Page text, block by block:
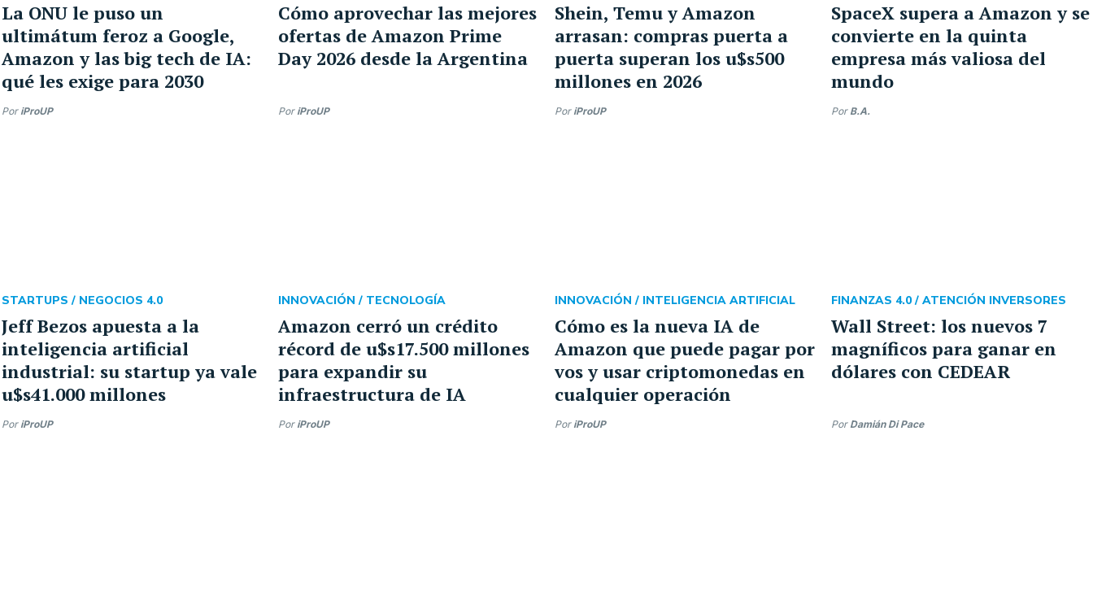
La ONU le puso un
ultimátum feroz a Google,
Amazon y las big tech de IA:
qué les exige para 2030
Por iProUP
Cómo aprovechar las mejores
ofertas de Amazon Prime
Day 2026 desde la Argentina
Por iProUP
Shein, Temu y Amazon
arrasan: compras puerta a
puerta superan los u$s500
millones en 2026
Por iProUP
SpaceX supera a Amazon y se
convierte en la quinta
empresa más valiosa del
mundo
Por B.A.
Jeff Bezos apuesta a la
inteligencia artificial
industrial: su startup ya vale
u$s41.000 millones
STARTUPS / NEGOCIOS 4.0
Por iProUP
Amazon cerró un crédito
récord de u$s17.500 millones
para expandir su
infraestructura de IA
INNOVACIÓN / TECNOLOGÍA
Por iProUP
Cómo es la nueva IA de
Amazon que puede pagar por
vos y usar criptomonedas en
cualquier operación
INNOVACIÓN / INTELIGENCIA ARTIFICIAL
Por iProUP
Wall Street: los nuevos 7
magníficos para ganar en
dólares con CEDEAR
FINANZAS 4.0 / ATENCIÓN INVERSORES
Por Damián Di Pace